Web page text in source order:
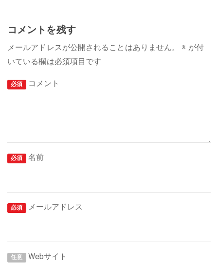
コメントを残す
メールアドレスが公開されることはありません。 ※ が付
いている欄は必須項目です
必須 コメント
必須 名前
必須 メールアドレス
任意 Webサイト